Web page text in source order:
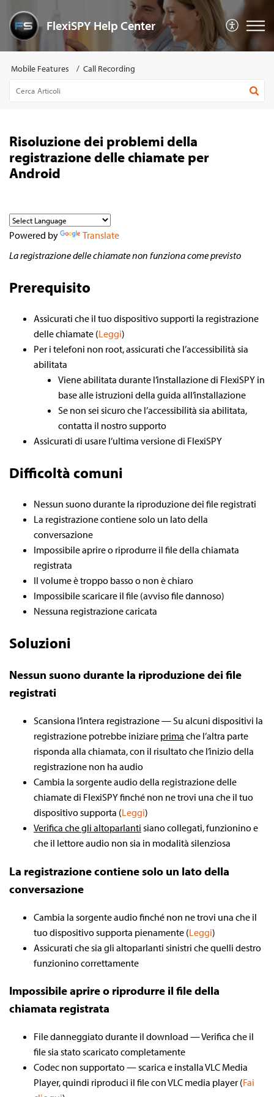
FlexiSPY Help Center
Mobile Features Call Recording
Risoluzione dei problemi della
registrazione delle chiamate per
Android
Powered by
Translate
La registrazione delle chiamate non funziona come previsto
Prerequisito
Assicurati che il tuo dispositivo supporti la registrazione
delle chiamate (Leggi)
Per i telefoni non root, assicurati che l’accessibilità sia
abilitata
Viene abilitata durante l’installazione di FlexiSPY in
base alle istruzioni della guida all’installazione
Se non sei sicuro che l’accessibilità sia abilitata,
contatta il nostro supporto
Assicurati di usare l’ultima versione di FlexiSPY
Difficoltà comuni
Nessun suono durante la riproduzione dei file registrati
La registrazione contiene solo un lato della
conversazione
Impossibile aprire o riprodurre il file della chiamata
registrata
Il volume è troppo basso o non è chiaro
Impossibile scaricare il file (avviso file dannoso)
Nessuna registrazione caricata
Soluzioni
Nessun suono durante la riproduzione dei file
registrati
Scansiona l’intera registrazione — Su alcuni dispositivi la
registrazione potrebbe iniziare prima che l’altra parte
risponda alla chiamata, con il risultato che l’inizio della
registrazione non ha audio
Cambia la sorgente audio della registrazione delle
chiamate di FlexiSPY finché non ne trovi una che il tuo
dispositivo supporta (Leggi)
Verifica che gli altoparlanti siano collegati, funzionino e
che il lettore audio non sia in modalità silenziosa
La registrazione contiene solo un lato della
conversazione
Cambia la sorgente audio finché non ne trovi una che il
tuo dispositivo supporta pienamente (Leggi)
Assicurati che sia gli altoparlanti sinistri che quelli destro
funzionino correttamente
Impossibile aprire o riprodurre il file della
chiamata registrata
File danneggiato durante il download — Verifica che il
file sia stato scaricato completamente
Codec non supportato — scarica e installa VLC Media
Player, quindi riproduci il file con VLC media player (Fai